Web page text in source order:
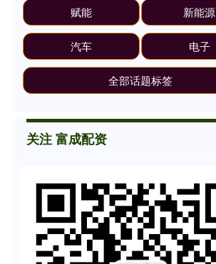
赋能 新能源
汽车 电子
全部话题标签
关注 富成配资